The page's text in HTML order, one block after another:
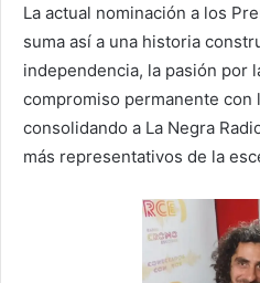
La actual nominación a los
suma así a una historia
independencia, la pasión por
compromiso permanente con
consolidando a La Negra
más representativos de la